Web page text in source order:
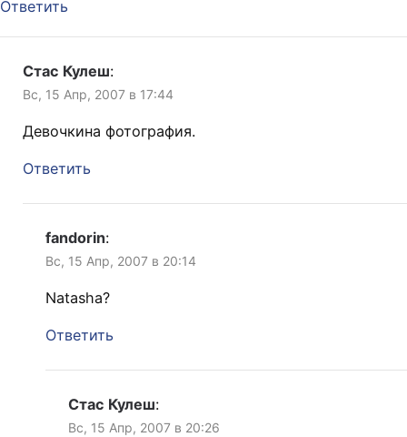
Ответить
Стас Кулеш:
Вс, 15 Апр, 2007 в 17:44
Девочкина фотография.
Ответить
fandorin:
Вс, 15 Апр, 2007 в 20:14
Natasha?
Ответить
Стас Кулеш:
Вс, 15 Апр, 2007 в 20:26